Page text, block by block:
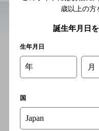
近辺の
歳以上の方
誕生年月日
生年月日
年 月
国